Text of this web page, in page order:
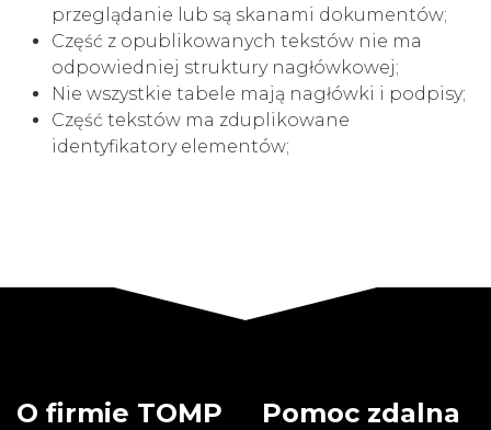
przeglądanie lub są skanami dokumentów;
Część z opublikowanych tekstów nie ma
odpowiedniej struktury nagłówkowej;
Nie wszystkie tabele mają nagłówki i podpisy;
Część tekstów ma zduplikowane
identyfikatory elementów;
O firmie TOMP Pomoc zdalna